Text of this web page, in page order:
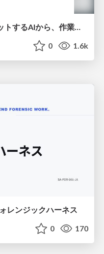
[しろおび夏祭り2026] チャットするAIから、作業するAIへ - 使われ方の変化と、その裏側で起きていること
0 1.6k
レンジックハーネス
0 170